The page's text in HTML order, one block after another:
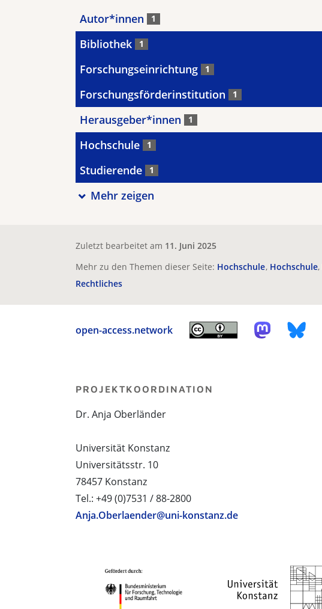
Autor*innen 1
Bibliothek 1
Forschungseinrichtung 1
Forschungsförderinstitution 1
Herausgeber*innen 1
Hochschule 1
Studierende 1
Mehr zeigen
Zuletzt bearbeitet am 11. Juni 2025
Mehr zu den Themen dieser Seite: Hochschule Hochschule
Rechtliches
open-access.network
PROJEKTKOORDINATION
Dr. Anja Oberländer
Universität Konstanz
Universitätsstr. 10
78457 Konstanz
Tel.: +49 (0)7531 / 88-2800
Anja.Oberlaender@uni-konstanz.de